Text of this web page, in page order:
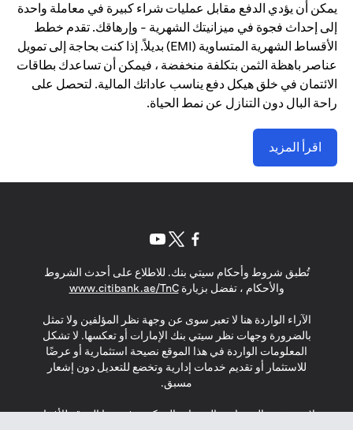
يمكن أن يؤدي الدفع مقابل عمليات شراء كبيرة في معاملة واحدة
إلى إحداث فجوة في ميزانيتك الشهرية - وإرهاقك. تقدم خطط
الأقساط الشهرية المتساوية (EMI) بديلاً. إذا كنت بحاجة إلى تمويل
عناصر باهظة الثمن بتكلفة منخفضة ، فيمكن أن تساعدك بطاقات
الائتمان في خلق هيكل دفع يناسب عاداتك المالية. لتحصل على
راحة البال دون التنازل عن نمط الحياة.
اقرأ المزيد
تُطبق شروط وأحكام سيتي بنك. للاطلاع على أحدث الشروط
والأحكام ، تفضل بزيارةwww.citibank.ae/TnC
(opens in a new tab)
الآراء الواردة هنا لا تعبر سوى عن وجهة نظر المؤلفين ولا تمثل
بالضرورة وجهات نظر سيتي بنك الإمارات أو تعكسها. لا تشكل
المعلومات الواردة في هذا الموقع نصيحة استثمارية أو عرضًا
للاستثمار أو تقديم خدمات إدارية وتخضع للتعديل دون إشعار
مسبق.
لا يتم تقديم المنتجات والخدمات المذكورة في هذا الموقع للأفراد